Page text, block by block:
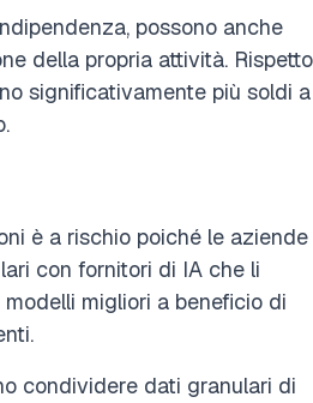
possono anche
della propria attività. Rispetto
significativamente più soldi a
è a rischio poiché le aziende
con fornitori di IA che li
migliori a beneficio di
condividere dati granulari di